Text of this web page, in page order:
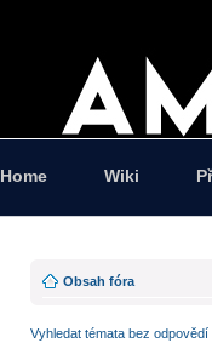
Home Wiki
Obsah fóra
Vyhledat témata bez odpovědí